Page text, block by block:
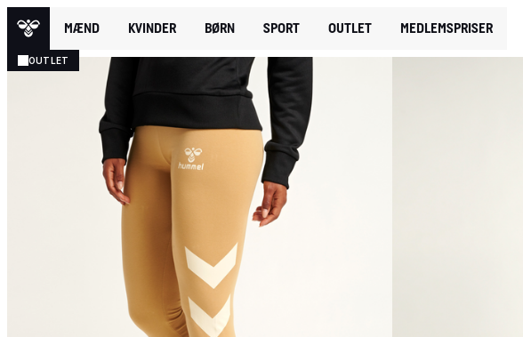
MÆND KVINDER BØRN SPORT OUTLET MEDLEMSPRISER
OUTLET